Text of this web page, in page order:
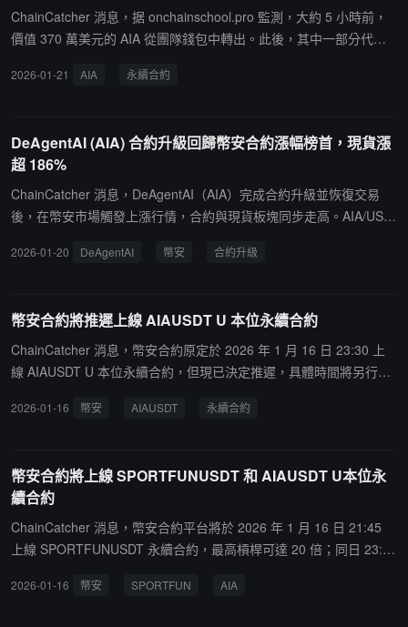
ChainCatcher 消息，据 onchainschool.pro 監測，大約 5 小時前，
價值 370 萬美元的 AIA 從團隊錢包中轉出。此後，其中一部分代幣
做準備。分析指出，如果這些代幣最終被售出，剩餘的代幣也有可能
2026-01-21 AIA 永續合約
DeAgentAI (AIA) 合約升級回歸幣安合約漲幅榜首，現貨漲
超 186%
ChainCatcher 消息，DeAgentAI（AIA）完成合約升級並恢復交易
後，在幣安市場觸發上漲行情，合約與現貨板塊同步走高。AIA/USD
合約漲幅榜首位；現貨盤中漲幅最高達 186.85%，價格逼近 0.38 美
基礎設施項目，其新版白皮書明確代幣經濟學與質押模型，核心組件
已通過安全審計，此次上漲與 AI 應用賽道資金流入趨勢相契合。
2026-01-20 DeAgentAI 幣安 合約升級
幣安合約將推遲上線 AIAUSDT U 本位永續合約
ChainCatcher 消息，幣安合約原定於 2026 年 1 月 16 日 23:30 上
線 AIAUSDT U 本位永續合約，但現已決定推遲，具體時間將另行公
2026-01-16 幣安 AIAUSDT 永續合約
幣安合約將上線 SPORTFUNUSDT 和 AIAUSDT U本位永
續合約
ChainCatcher 消息，幣安合約平台將於 2026 年 1 月 16 日 21:45
上線 SPORTFUNUSDT 永續合約，最高槓桿可達 20 倍；同日 23:30
公告以了解更多信息。
2026-01-16 幣安 SPORTFUN AIA